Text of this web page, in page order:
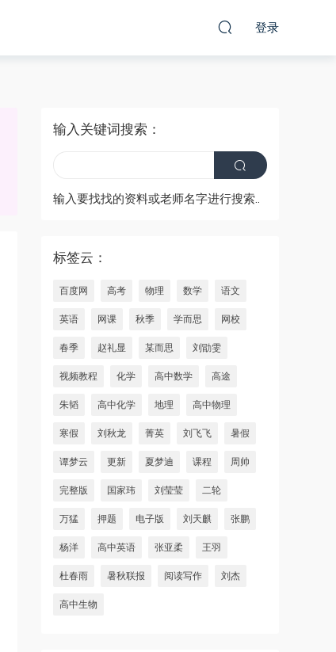
登录
输入关键词搜索：
输入要找找的资料或老师名字进行搜索..
标签云：
百度网 高考 物理 数学 语文
英语 网课 秋季 学而思 网校
春季 赵礼显 某而思 刘勖雯
视频教程 化学 高中数学 高途
朱韬 高中化学 地理 高中物理
寒假 刘秋龙 菁英 刘飞飞 暑假
谭梦云 更新 夏梦迪 课程 周帅
完整版 国家玮 刘莹莹 二轮
万猛 押题 电子版 刘天麒 张鹏
杨洋 高中英语 张亚柔 王羽
杜春雨 暑秋联报 阅读写作 刘杰
高中生物